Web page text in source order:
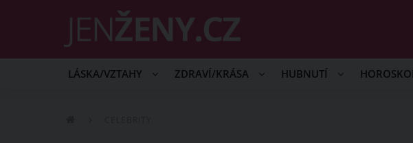
LÁSKA/VZTAHY ZDRAVÍ/KRÁSA HUBNUTÍ